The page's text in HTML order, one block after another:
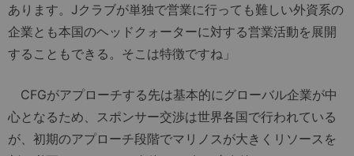
あります。Jクラブが単独で営業に行っても難しい外資系の
企業とも本国のヘッドクォーターに対する営業活動を展開
することもできる。そこは特徴ですね」
CFGがアプローチする先は基本的にグローバル企業が中
心となるため、スポンサー交渉は世界各国で行われている
が、初期のアプローチ段階でマリノスが大きくリソースを